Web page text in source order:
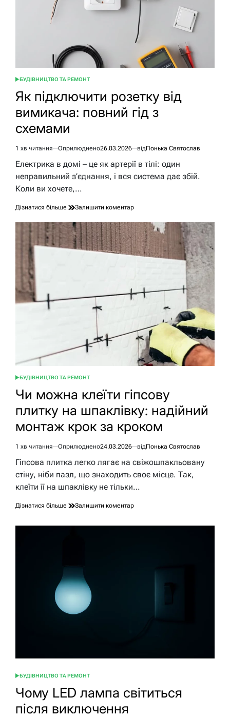
ОПУБЛІКУВАТИ
БУДІВНИЦТВО ТА РЕМОНТ
Як підключити розетку від
вимикача: повний гід з
схемами
Орієнтовний
час
читання
1 хв читання Оприлюднено26.03.2026 відПонька Святослав
Електрика в домі – це як артерії в тілі: один
неправильний з’єднання, і вся система дає збій.
Коли ви хочете,…
Дізнатися більше Залишити коментардо
підключити
розетку
від
вимикача:
схемами
ОПУБЛІКУВАТИ
БУДІВНИЦТВО ТА РЕМОНТ
Чи можна клеїти гіпсову
плитку на шпаклівку: надійний
монтаж крок за кроком
Орієнтовний
час
1 хв читання Оприлюднено24.03.2026 відПонька Святослав
Гіпсова плитка легко лягає на свіжошпакльовану
стіну, ніби пазл, що знаходить своє місце. Так,
клеїти її на шпаклівку не тільки…
Дізнатися більше Залишити коментардо
ОПУБЛІКУВАТИ
БУДІВНИЦТВО ТА РЕМОНТ
Чому LED лампа світиться
після виключення